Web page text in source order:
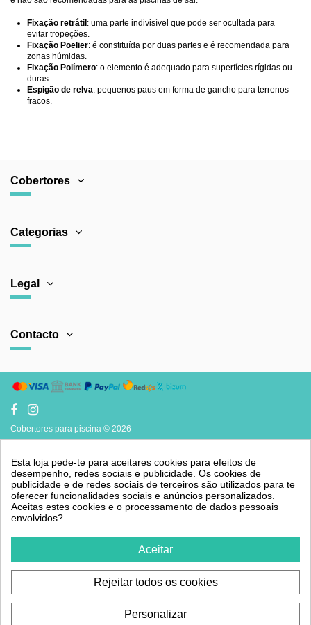
Fixação retrátil: uma parte indivisível que pode ser ocultada para
evitar tropeções.
Fixação Poelier: é constituída por duas partes e é recomendada para
zonas húmidas.
Fixação Polímero: o elemento é adequado para superfícies rígidas ou
duras.
Espigão de relva: pequenos paus em forma de gancho para terrenos
fracos.
Cobertores
Categorias
Legal
Contacto
Cobertores para piscina © 2026
Esta loja pede-te para aceitares cookies para efeitos de
desempenho, redes sociais e publicidade. Os cookies de
publicidade e de redes sociais de terceiros são utilizados para te
oferecer funcionalidades sociais e anúncios personalizados.
Aceitas estes cookies e o processamento de dados pessoais
envolvidos?
Aceitar
Rejeitar todos os cookies
Personalizar